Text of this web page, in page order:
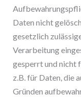
Daten nicht
gesetzlich
Verarbeitung
gesperrt und nicht
z.B. für Daten, die
Gründen